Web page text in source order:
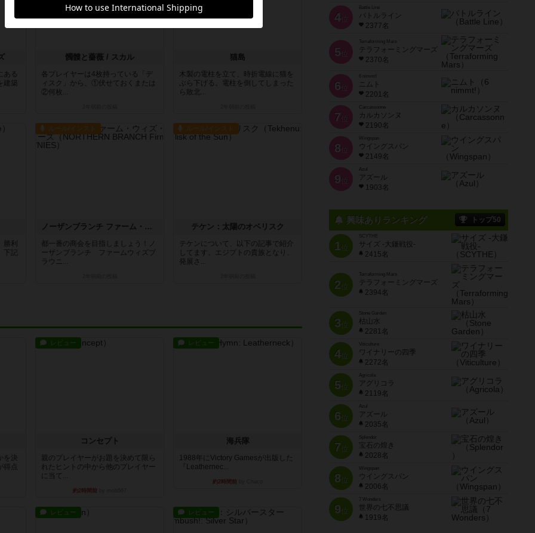
ある
建築
髑髏と薔薇 / スカル
各プレイヤーは4枚持っている「デ
ィスク」から、①伏せておくまたは
②何枚...
猫島
木製の電柱を立て、時折電線に猫を
ぶら下げる。電柱を倒してしまった
ら敗北...
利
記
ルール/インスト
ノーザンブランチ ファーム・ウィズ・ブラウニーズ
都一番の商会を目指しましょう！ノ
ーザンブランチ ファームウィズブ
ラウニ...
ルール/インスト
テケン：太陽のオベリスク
テケンについて、以下の記事で紹介
してます。エジプトの貴族となり、
発展さ...
を決
得点
レビュー
コンセプト
親のプレイヤーがお題を決めて限ら
れたヒントの中から他のプレイヤー
に当て...
約2時間前
レビュー
海兵隊
1988年にVictory Gamesが出版した
『Leathernec...
約2時間前
レビュー レビュー
4位
Battle Line
バトルライン
2377名
5 位
Terraforming Mars
テラフォーミングマーズ
2370名
6 位
ニムト
2201名
7 位
Carcassonne
カルカソンヌ
2190名
8 位
Wingspan
ウイングスパン
2149名
9 位
Azul
アズール
1903名
興味ありランキング トップ50
1位
SCYTHE
サイズ -大鎌戦役-
2415名
2位
Terraforming Mars
テラフォーミングマーズ
2394名
3位
Stone Garden
枯山水
2281名
4位
Viticulture
ワイナリーの四季
2272名
5位
Agricola
アグリコラ
2119名
6位
Azul
アズール
2035名
7位
宝石の煌き
2028名
8位
Wingspan
ウイングスパン
2006名
9位
7 Wonders
世界の七不思議
1919名